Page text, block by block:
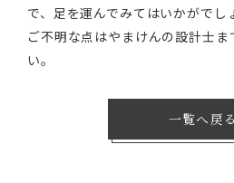
で、足を運んでみてはいかがでし
ご不明な点はやまけんの設計士
い。
一覧へ戻る